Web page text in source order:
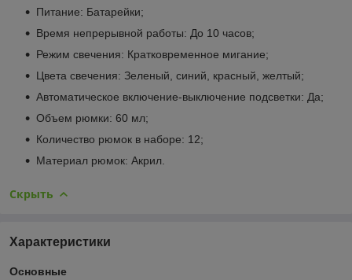
Питание: Батарейки;
Время непрерывной работы: До 10 часов;
Режим свечения: Кратковременное мигание;
Цвета свечения: Зеленый, синий, красный, желтый;
Автоматическое включение-выключение подсветки: Да;
Объем рюмки: 60 мл;
Количество рюмок в наборе: 12;
Материал рюмок: Акрил.
Скрыть
Характеристики
Основные